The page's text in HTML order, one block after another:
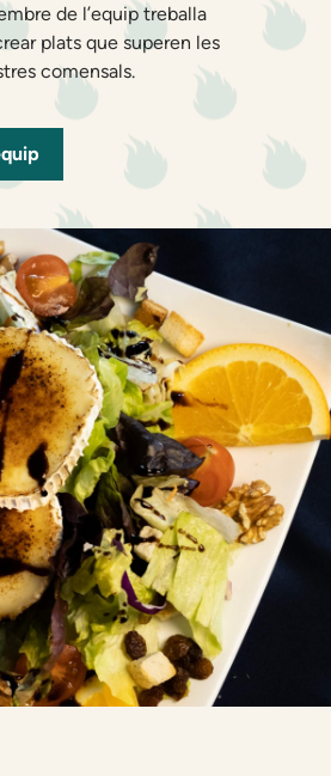
de l’equip treballa
plats que superen les
comensals.